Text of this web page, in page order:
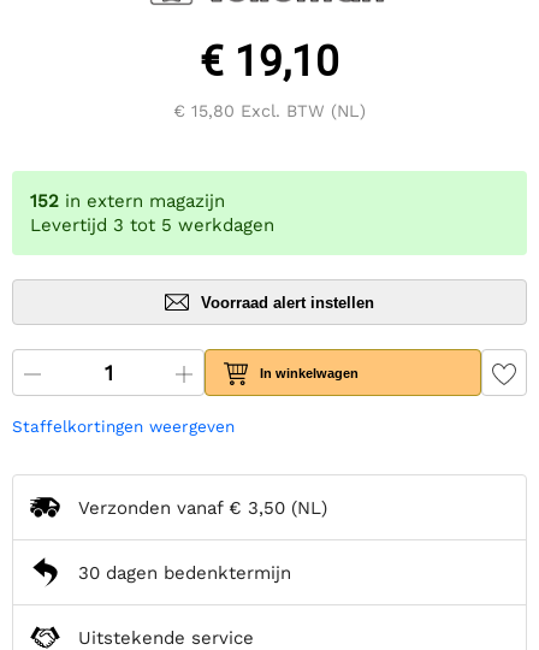
€ 19,10
€ 15,80 Excl. BTW (NL)
152 in extern magazijn
Levertijd 3 tot 5 werkdagen
Voorraad alert instellen
In winkelwagen
Staffelkortingen weergeven
Verzonden vanaf € 3,50 (NL)
30 dagen bedenktermijn
Uitstekende service